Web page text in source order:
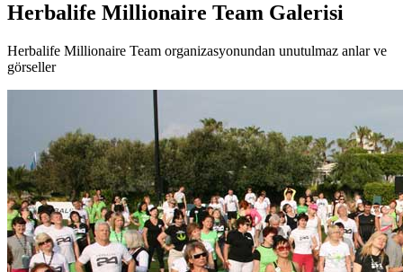
Herbalife Millionaire Team Galerisi
Herbalife Millionaire Team organizasyonundan unutulmaz anlar ve
görseller